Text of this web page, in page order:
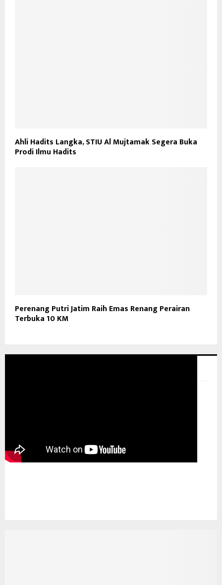
Ahli Hadits Langka, STIU Al Mujtamak Segera Buka
Prodi Ilmu Hadits
Perenang Putri Jatim Raih Emas Renang Perairan
Terbuka 10 KM